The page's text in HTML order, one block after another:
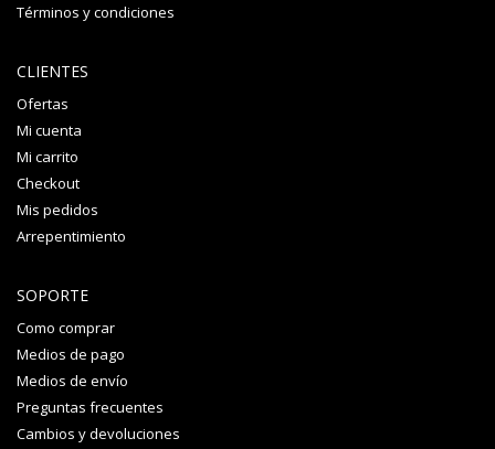
Términos y condiciones
CLIENTES
Ofertas
Mi cuenta
Mi carrito
Checkout
Mis pedidos
Arrepentimiento
SOPORTE
Como comprar
Medios de pago
Medios de envío
Preguntas frecuentes
Cambios y devoluciones